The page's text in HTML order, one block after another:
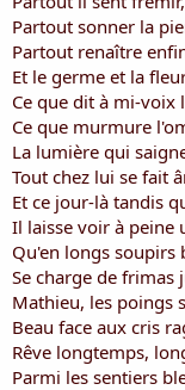
Partout sonner la
Partout renaître
Et le germe et la
Ce que dit à mi-voix
Ce que murmure
La lumière qui
Tout chez lui se fait
Et ce jour-là tandis
Il laisse voir à peine
Qu'en longs soupirs
Se charge de frimas
Mathieu, les poings
Beau face aux cris
Rêve longtemps,
Parmi les sentiers